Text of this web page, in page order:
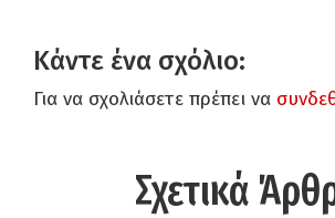
Κάντε ένα σχόλιο:
Για να σχολιάσετε πρέπει να
Σχετικά